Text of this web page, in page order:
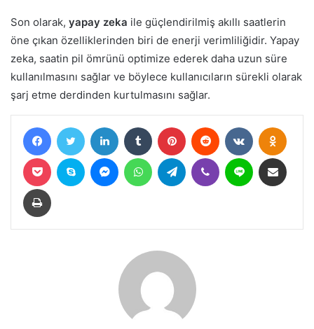
Son olarak, yapay zeka ile güçlendirilmiş akıllı saatlerin
öne çıkan özelliklerinden biri de enerji verimliliğidir. Yapay
zeka, saatin pil ömrünü optimize ederek daha uzun süre
kullanılmasını sağlar ve böylece kullanıcıların sürekli olarak
şarj etme derdinden kurtulmasını sağlar.
FacebookTwitter LinkedIn Tumblr Pinterest Reddit VKontakte
Pocket Skype MessengerWhatsAppTelegram Viber Line
Yazdır